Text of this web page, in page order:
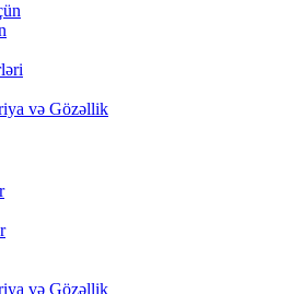
və Gözəllik
və Gözəllik